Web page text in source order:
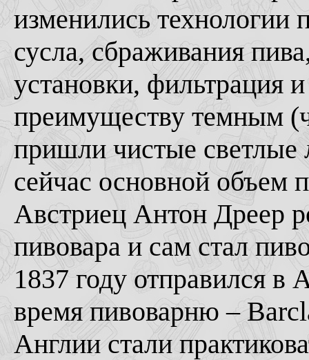
изменились технологии
сусла, сбраживания
установки, фильтрация
преимуществу темным
пришли чистые светлые
сейчас основной объем
Австриец Антон Дреер
пивовара и сам стал
1837 году отправился
время пивоварню –
Англии стали